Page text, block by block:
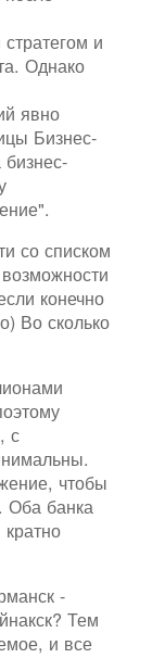
и
Однако
явно
Бизнес-
со списком
конечно
Во сколько
с
чтобы
Оба банка
-
Тем
и все